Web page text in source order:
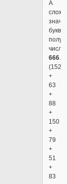
А
букв,
число
666.
(152
+
63
+
88
+
150
+
79
+
51
+
83